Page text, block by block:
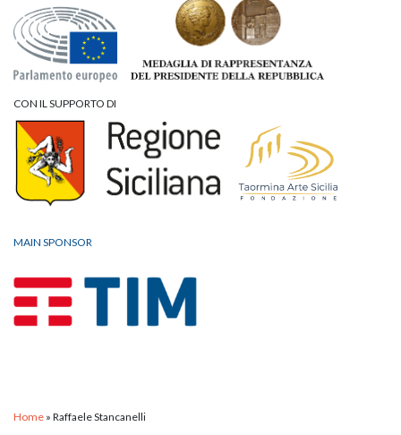
CON IL SUPPORTO DI
MAIN SPONSOR
Home » Raffaele Stancanelli